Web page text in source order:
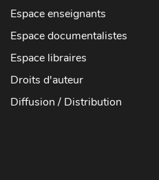
Espace enseignants
Espace documentalistes
Espace libraires
Droits d'auteur
Diffusion / Distribution